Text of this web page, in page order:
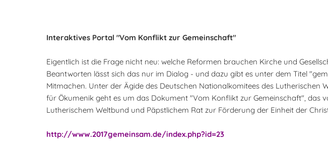
Interaktives Portal "Vom Konflikt zur Gemeinschaft"
Eigentlich ist die Frage nicht neu: welche Reformen brauchen Kirche und
Beantworten lässt sich das nur im Dialog - und dazu gibt es unter dem Titel
Mitmachen. Unter der Ägide des Deutschen Nationalkomitees des
für Ökumenik geht es um das Dokument "Vom Konflikt zur Gemeinschaft", das
Lutherischem Weltbund und Päpstlichem Rat zur Förderung der Einheit der
http://www.2017gemeinsam.de/index.php?id=23